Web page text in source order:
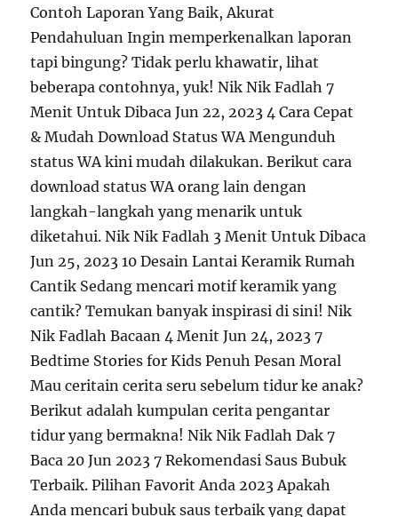
Contoh Laporan Yang Baik, Akurat
Pendahuluan Ingin memperkenalkan laporan
tapi bingung? Tidak perlu khawatir, lihat
beberapa contohnya, yuk! Nik Nik Fadlah 7
Menit Untuk Dibaca Jun 22, 2023 4 Cara Cepat
& Mudah Download Status WA Mengunduh
status WA kini mudah dilakukan. Berikut cara
download status WA orang lain dengan
langkah-langkah yang menarik untuk
diketahui. Nik Nik Fadlah 3 Menit Untuk Dibaca
Jun 25, 2023 10 Desain Lantai Keramik Rumah
Cantik Sedang mencari motif keramik yang
cantik? Temukan banyak inspirasi di sini! Nik
Nik Fadlah Bacaan 4 Menit Jun 24, 2023 7
Bedtime Stories for Kids Penuh Pesan Moral
Mau ceritain cerita seru sebelum tidur ke anak?
Berikut adalah kumpulan cerita pengantar
tidur yang bermakna! Nik Nik Fadlah Dak 7
Baca 20 Jun 2023 7 Rekomendasi Saus Bubuk
Terbaik. Pilihan Favorit Anda 2023 Apakah
Anda mencari bubuk saus terbaik yang dapat